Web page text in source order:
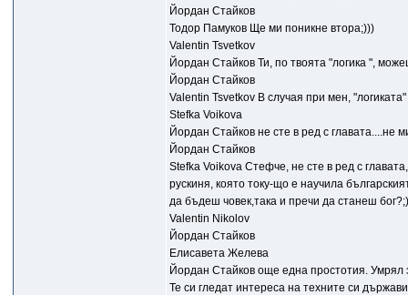
Йордан Стайков
Тодор Памуков Ще ми поникне втора;)))
Valentin Tsvetkov
Йордан Стайков Ти, по твоята "логика ",
Йордан Стайков
Valentin Tsvetkov В случая при мен,
Stefka Voikova
Йордан Стайков не сте в ред с главата....не
Йордан Стайков
Stefka Voikova Стефче, не сте в ред с
рускиня, която току-що е научила
да бъдеш човек,така и пречи да станеш
Valentin Nikolov
Йордан Стайков
Елисавета Желева
Йордан Стайков още една простотия. Умрял
Те си гледат интереса на техните си